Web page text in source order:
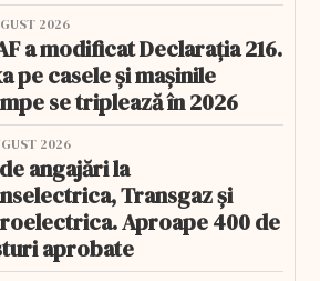
2026
a modificat Declarația 216.
pe casele și mașinile
se triplează în 2026
2026
angajări la
Transgaz și
Aproape 400 de
aprobate